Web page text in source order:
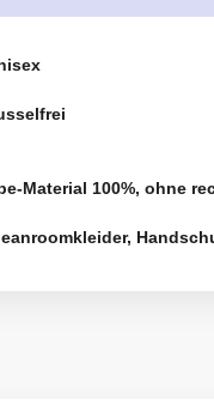
Material 100%, ohne